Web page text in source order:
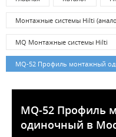
Монтажные системы Hilti
MQ Монтажные системы Hilti
MQ-52 Профиль монтажный
MQ-52 Профиль
одиночный в